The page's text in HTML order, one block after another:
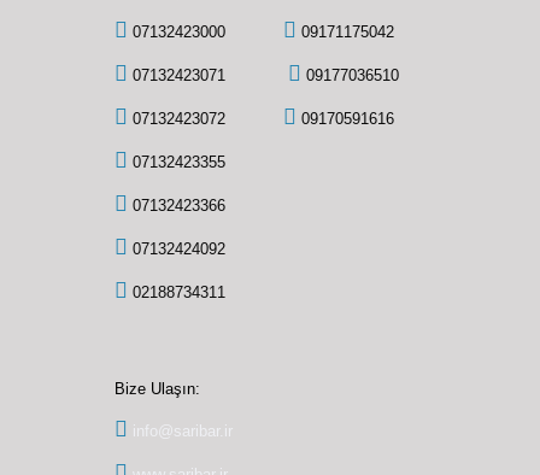
07132423000 09171175042
07132423071 09177036510
07132423072 09170591616
07132423355
07132423366
07132424092
02188734311
Bize Ulaşın:
info@saribar.ir